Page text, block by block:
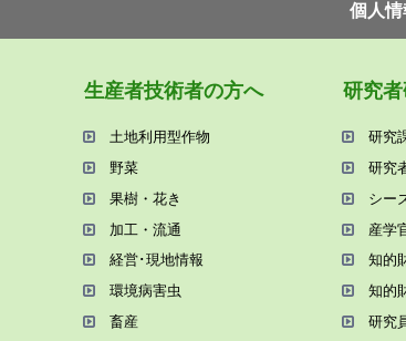
個⼈
⽣産者技術者の⽅へ
⼟地利⽤型作物
野菜
果樹・花き
加⼯・流通
経営･現地情報
環境病害⾍
畜産
研究
研究
研究
シー
産学
知的
知的
研究